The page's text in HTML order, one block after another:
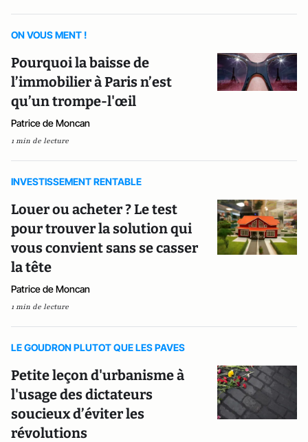
ON VOUS MENT !
Pourquoi la baisse de
l’immobilier à Paris n’est
qu’un trompe-l'œil
Patrice de Moncan
1 min de lecture
INVESTISSEMENT RENTABLE
Louer ou acheter ? Le test
pour trouver la solution qui
vous convient sans se casser
la tête
Patrice de Moncan
1 min de lecture
LE GOUDRON PLUTOT QUE LES PAVES
Petite leçon d'urbanisme à
l'usage des dictateurs
soucieux d’éviter les
révolutions